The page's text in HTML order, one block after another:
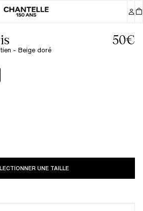
- Beige doré
50€
UNE TAILLE